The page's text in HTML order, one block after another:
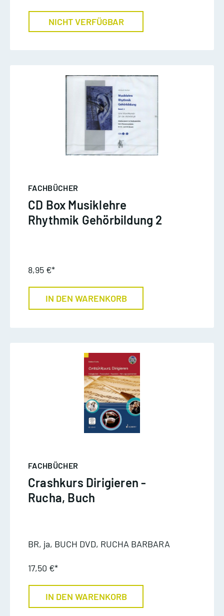
NICHT VERFÜGBAR
FACHBÜCHER
CD Box Musiklehre
Rhythmik Gehörbildung 2
8,95 €*
IN DEN WARENKORB
FACHBÜCHER
Crashkurs Dirigieren -
Rucha, Buch
BR, ja, BUCH DVD, RUCHA BARBARA
17,50 €*
IN DEN WARENKORB